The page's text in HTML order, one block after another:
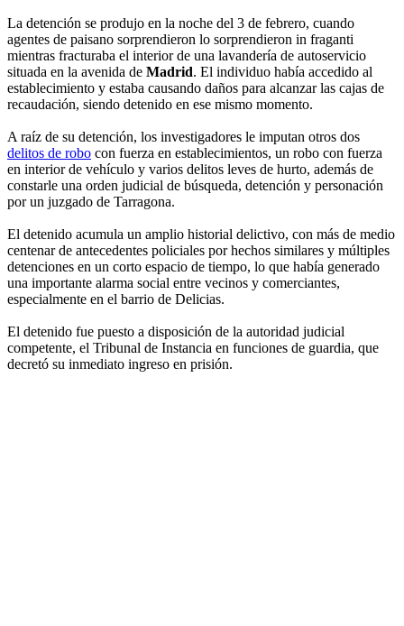
La detención se produjo en la noche del 3 de febrero, cuando
agentes de paisano sorprendieron lo sorprendieron in fraganti
mientras fracturaba el interior de una lavandería de autoservicio
situada en la avenida de Madrid. El individuo había accedido al
establecimiento y estaba causando daños para alcanzar las cajas de
recaudación, siendo detenido en ese mismo momento.
A raíz de su detención, los investigadores le imputan otros dos
delitos de robo con fuerza en establecimientos, un robo con fuerza
en interior de vehículo y varios delitos leves de hurto, además de
constarle una orden judicial de búsqueda, detención y personación
por un juzgado de Tarragona.
El detenido acumula un amplio historial delictivo, con más de medio
centenar de antecedentes policiales por hechos similares y múltiples
detenciones en un corto espacio de tiempo, lo que había generado
una importante alarma social entre vecinos y comerciantes,
especialmente en el barrio de Delicias.
El detenido fue puesto a disposición de la autoridad judicial
competente, el Tribunal de Instancia en funciones de guardia, que
decretó su inmediato ingreso en prisión.